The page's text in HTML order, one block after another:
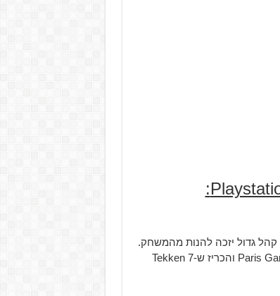
Katsuhiro Harada מ-Bandai Namco, עלה על הבמה ב-Paris Games Week והכריז ש-Tekken 7